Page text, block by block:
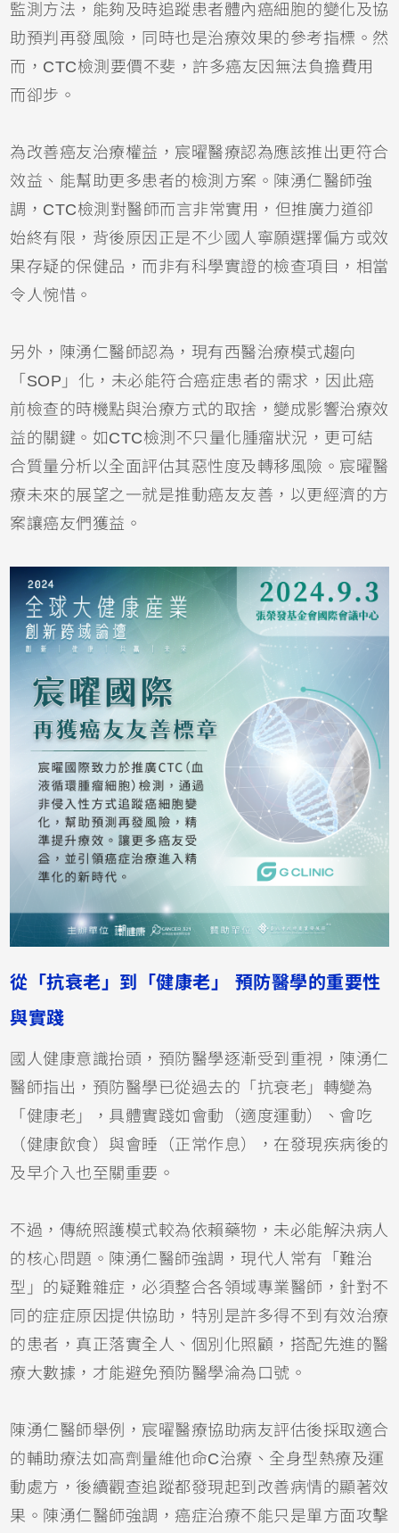
監測方法，能夠及時追蹤患者體內癌細胞的變化及協
助預判再發風險，同時也是治療效果的參考指標。然
而，CTC檢測要價不斐，許多癌友因無法負擔費用
而卻步。
為改善癌友治療權益，宸曜醫療認為應該推出更符合
效益、能幫助更多患者的檢測方案。陳湧仁醫師強
調，CTC檢測對醫師而言非常實用，但推廣力道卻
始終有限，背後原因正是不少國人寧願選擇偏方或效
果存疑的保健品，而非有科學實證的檢查項目，相當
令人惋惜。
另外，陳湧仁醫師認為，現有西醫治療模式趨向
「SOP」化，未必能符合癌症患者的需求，因此癌
前檢查的時機點與治療方式的取捨，變成影響治療效
益的關鍵。如CTC檢測不只量化腫瘤狀況，更可結
合質量分析以全面評估其惡性度及轉移風險。宸曜醫
療未來的展望之一就是推動癌友友善，以更經濟的方
案讓癌友們獲益。
從「抗衰老」到「健康老」 預防醫學的重要性
與實踐
國人健康意識抬頭，預防醫學逐漸受到重視，陳湧仁
醫師指出，預防醫學已從過去的「抗衰老」轉變為
「健康老」，具體實踐如會動（適度運動）、會吃
（健康飲食）與會睡（正常作息），在發現疾病後的
及早介入也至關重要。
不過，傳統照護模式較為依賴藥物，未必能解決病人
的核心問題。陳湧仁醫師強調，現代人常有「難治
型」的疑難雜症，必須整合各領域專業醫師，針對不
同的症症原因提供協助，特別是許多得不到有效治療
的患者，真正落實全人、個別化照顧，搭配先進的醫
療大數據，才能避免預防醫學淪為口號。
陳湧仁醫師舉例，宸曜醫療協助病友評估後採取適合
的輔助療法如高劑量維他命C治療、全身型熱療及運
動處方，後續觀查追蹤都發現起到改善病情的顯著效
果。陳湧仁醫師強調，癌症治療不能只是單方面攻擊